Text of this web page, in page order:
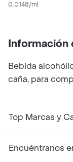
0.0148/ml
Información
Bebida
caña, para
Top Marcas y
Encuéntranos